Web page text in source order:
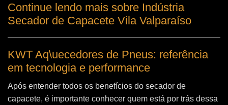
Continue lendo mais sobre Indústria
Secador de Capacete Vila Valparaíso
KWT Aq\uecedores de Pneus: referência
em tecnologia e performance
Após entender todos os benefícios do secador de
capacete, é importante conhecer quem está por trás dessa